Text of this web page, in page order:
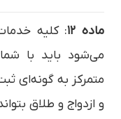
ماده ۱۲
: کلیه
می‌شود باید با
متمرکز به گونه‌ای
و ازدواج و طلاق